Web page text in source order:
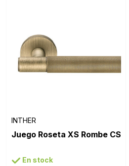
INTHER
Juego Roseta XS Rombe CS
En stock